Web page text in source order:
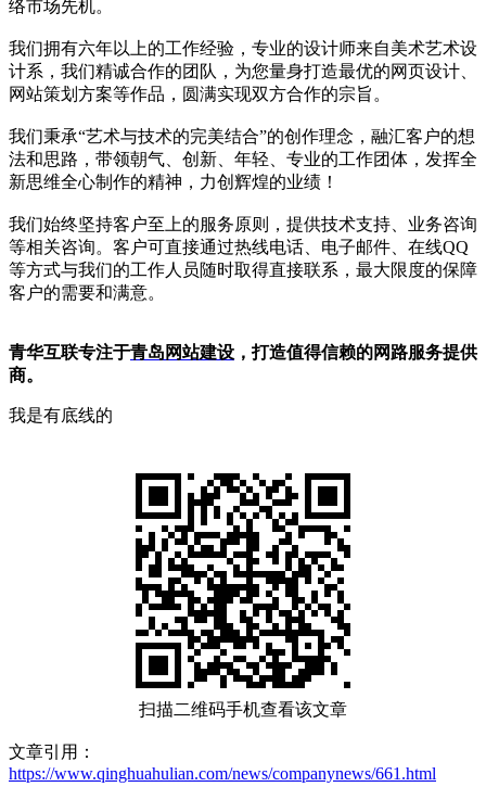
络市场先机。
我们拥有六年以上的工作经验，专业的设计师来自美术艺术设
计系，我们精诚合作的团队，为您量身打造最优的网页设计、
网站策划方案等作品，圆满实现双方合作的宗旨。
我们秉承“艺术与技术的完美结合”的创作理念，融汇客户的想
法和思路，带领朝气、创新、年轻、专业的工作团体，发挥全
新思维全心制作的精神，力创辉煌的业绩！
我们始终坚持客户至上的服务原则，提供技术支持、业务咨询
等相关咨询。客户可直接通过热线电话、电子邮件、在线QQ
等方式与我们的工作人员随时取得直接联系，最大限度的保障
客户的需要和满意。
青华互联专注于青岛网站建设 ，打造值得信赖的网路服务提供
商。
我是有底线的
扫描二维码手机查看该文章
文章引用：
https://www.qinghuahulian.com/news/companynews/661.html